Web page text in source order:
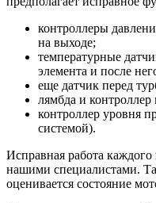
контроллеры
на выходе;
температурные
элемента и после
еще датчик перед
лямбда и контроллер
контроллер уровня
системой).
Исправная работа каждого
нашими специалистами.
оценивается состояние